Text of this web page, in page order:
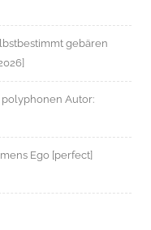
gebären
polyphonen Autor:
Ego [perfect]